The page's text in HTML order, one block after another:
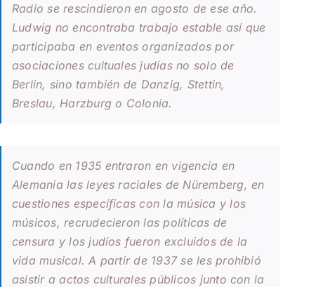
Radio se rescindieron en agosto de ese año.
Ludwig no encontraba trabajo estable así que
participaba en eventos organizados por
asociaciones cultuales judías no solo de
Berlin, sino también de Danzig, Stettin,
Breslau, Harzburg o Colonia.
Cuando en 1935 entraron en vigencia en
Alemania las leyes raciales de Nüremberg, en
cuestiones específicas con la música y los
músicos, recrudecieron las políticas de
censura y los judíos fueron excluidos de la
vida musical. A partir de 1937 se les prohibió
asistir a actos culturales públicos junto con la